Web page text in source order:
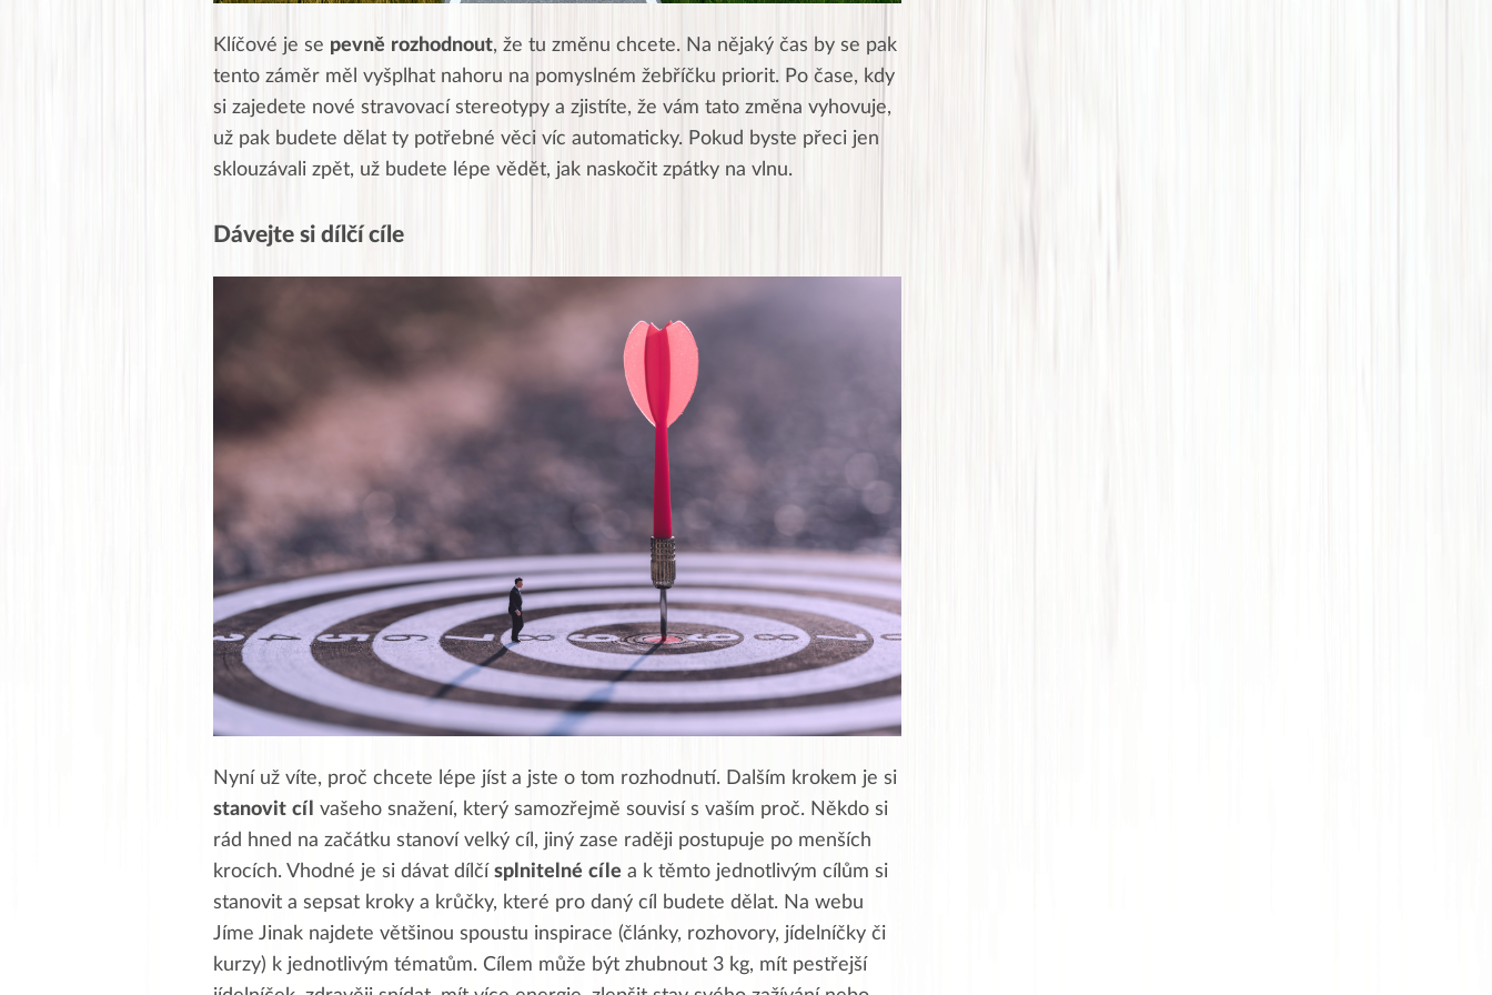
Klíčové je se pevně rozhodnout, že tu změnu chcete. Na nějaký čas by se pak
tento záměr měl vyšplhat nahoru na pomyslném žebříčku priorit. Po čase, kdy
si zajedete nové stravovací stereotypy a zjistíte, že vám tato změna vyhovuje,
už pak budete dělat ty potřebné věci víc automaticky. Pokud byste přeci jen
sklouzávali zpět, už budete lépe vědět, jak naskočit zpátky na vlnu.
Dávejte si dílčí cíle
Nyní už víte, proč chcete lépe jíst a jste o tom rozhodnutí. Dalším krokem je si
stanovit cíl
vašeho snažení, který samozřejmě souvisí s vaším proč. Někdo si
rád hned na začátku stanoví velký cíl, jiný zase raději postupuje po menších
krocích. Vhodné je si dávat dílčí splnitelné cíle a k těmto jednotlivým cílům si
stanovit a sepsat kroky a krůčky, které pro daný cíl budete dělat. Na webu
Jíme Jinak najdete většinou spoustu inspirace (články, rozhovory, jídelníčky či
kurzy) k jednotlivým tématům. Cílem může být zhubnout 3 kg, mít pestřejší